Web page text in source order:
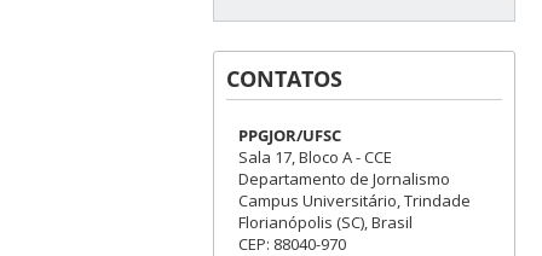
CONTATOS
PPGJOR/UFSC
Sala 17, Bloco A - CCE
Departamento de Jornalismo
Campus Universitário, Trindade
Florianópolis (SC), Brasil
CEP: 88040-970